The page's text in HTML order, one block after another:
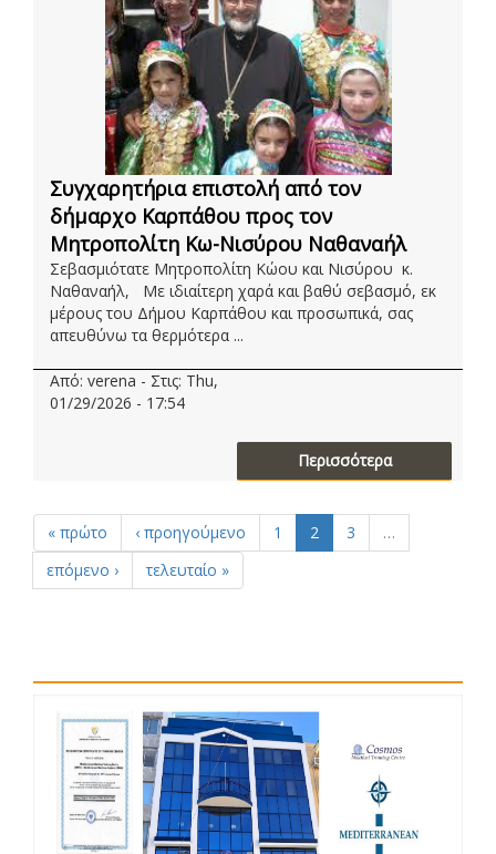
Συγχαρητήρια επιστολή από τον
δήμαρχο Καρπάθου προς τον
Μητροπολίτη Κω-Νισύρου Ναθαναήλ
Σεβασμιότατε Μητροπολίτη Κώου και Νισύρου κ.
Ναθαναήλ, Με ιδιαίτερη χαρά και βαθύ σεβασμό, εκ
μέρους του Δήμου Καρπάθου και προσωπικά, σας
απευθύνω τα θερμότερα ...
Από: verena - Στις: Thu,
01/29/2026 - 17:54
Περισσότερα
« πρώτο ‹ προηγούμενο 1 2 3
…
επόμενο ›
τελευταίο »